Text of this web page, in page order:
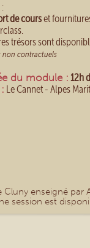
:
de courset
trésors sont
non contractuels
du module : 12h
Le Cannet - Alpes
Cluny enseigné par
session est